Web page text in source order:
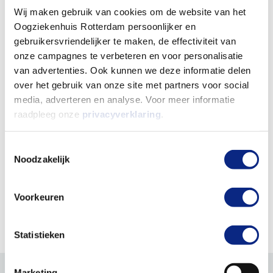
Wij maken gebruik van cookies om de website van het
Oogziekenhuis Rotterdam persoonlijker en
gebruikersvriendelijker te maken, de effectiviteit van
onze campagnes te verbeteren en voor personalisatie
van advertenties. Ook kunnen we deze informatie delen
over het gebruik van onze site met partners voor social
media, adverteren en analyse. Voor meer informatie
raadpleeg onze privacyverklaring
Noodzakelijk
Voorkeuren
Statistieken
Heeft u een verwijsbrief van uw huisarts (of in
sommige gevallen van de optometrist)? Dan kunt
u een afspraak maken bij Het Oogziekenhuis
Rotterdam.
Bent u al in behandeling bij een oogarts in een
ander ziekenhuis? Dan kan uw oogarts als dat
nodig is een verwijzing regelen naar ons